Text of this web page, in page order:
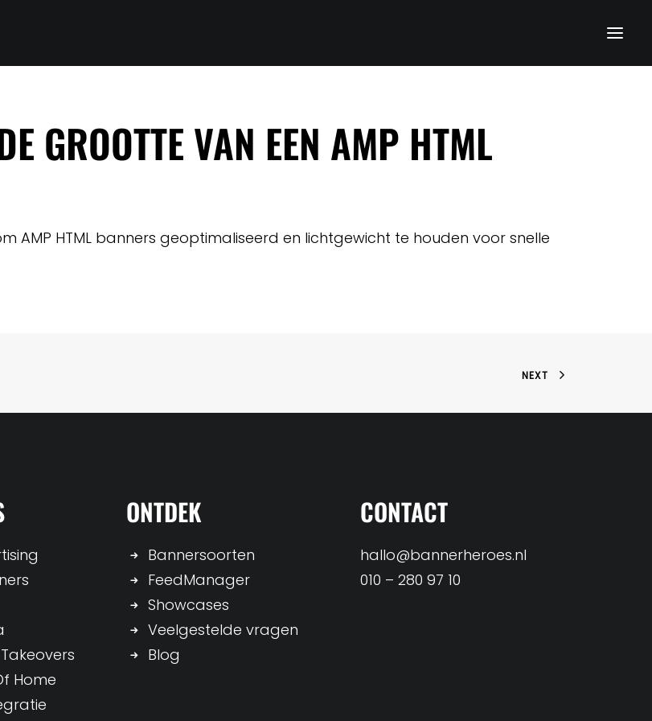
GROOTTE VAN EEN AMP HTML
AMP HTML banners geoptimaliseerd en lichtgewicht te houden voor snelle
NEXT
Home
ONTDEK
Bannersoorten
FeedManager
Showcases
Veelgestelde vragen
Blog
CONTACT
hallo@bannerheroes.nl
010 – 280 97 10